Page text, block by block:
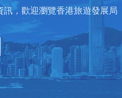
，歡迎瀏覽香港旅遊發展局